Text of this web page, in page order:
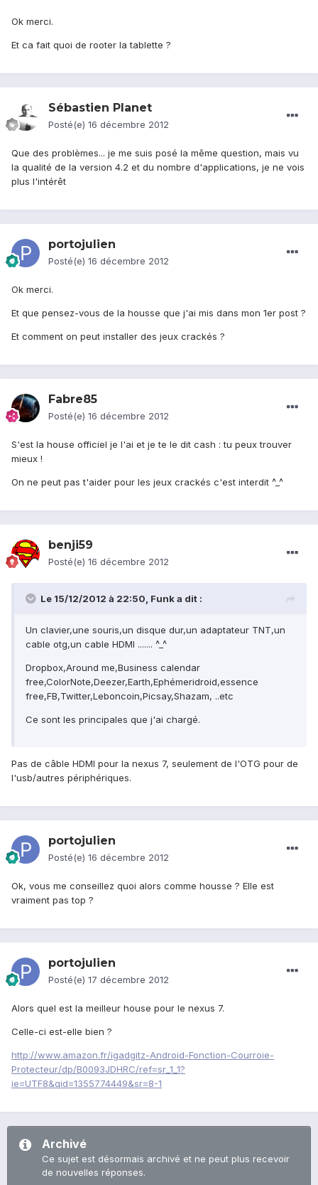
Ok merci.
Et ca fait quoi de rooter la tablette ?
Sébastien Planet
Posté(e) 16 décembre 2012
Que des problèmes... je me suis posé la même question, mais vu
la qualité de la version 4.2 et du nombre d'applications, je ne vois
plus l'intérêt
portojulien
Posté(e) 16 décembre 2012
Ok merci.
Et que pensez-vous de la housse que j'ai mis dans mon 1er post ?
Et comment on peut installer des jeux crackés ?
Fabre85
Posté(e) 16 décembre 2012
S'est la house officiel je l'ai et je te le dit cash : tu peux trouver
mieux !
On ne peut pas t'aider pour les jeux crackés c'est interdit ^_^
benji59
Posté(e) 16 décembre 2012
Le 15/12/2012 à 22:50, Funk a dit :
Un clavier,une souris,un disque dur,un adaptateur TNT,un
cable otg,un cable HDMI ....... ^_^
Dropbox,Around me,Business calendar
free,ColorNote,Deezer,Earth,Ephémeridroid,essence
free,FB,Twitter,Leboncoin,Picsay,Shazam, ..etc
Ce sont les principales que j'ai chargé.
Pas de câble HDMI pour la nexus 7, seulement de l'OTG pour de
l'usb/autres périphériques.
portojulien
Posté(e) 16 décembre 2012
Ok, vous me conseillez quoi alors comme housse ? Elle est
vraiment pas top ?
portojulien
Posté(e) 17 décembre 2012
Alors quel est la meilleur house pour le nexus 7.
Celle-ci est-elle bien ?
http://www.amazon.fr/igadgitz-Android-Fonction-Courroie-
Protecteur/dp/B0093JDHRC/ref=sr_1_1?
ie=UTF8&qid=1355774449&sr=8-1
Archivé
Ce sujet est désormais archivé et ne peut plus recevoir
de nouvelles réponses.